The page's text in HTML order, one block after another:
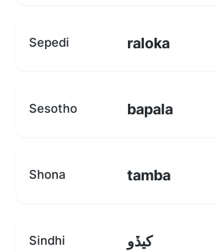
Sepedi raloka
Sesotho bapala
Shona tamba
Sindhi کيڏو